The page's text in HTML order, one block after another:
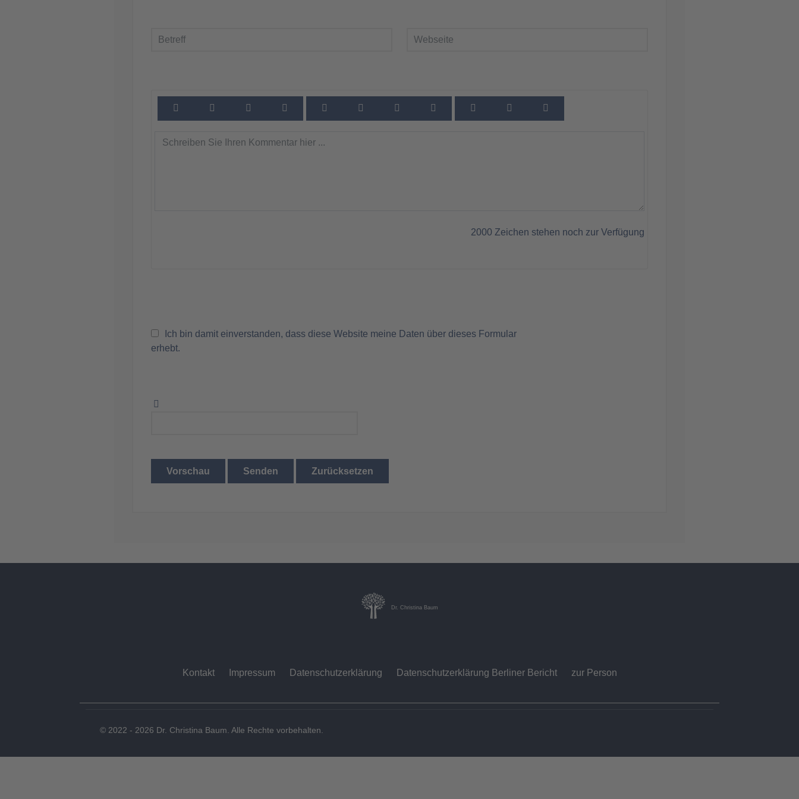
2000 Zeichen stehen noch zur Verfügung
Ich bin damit einverstanden, dass diese Website meine Daten über dieses Formular
erhebt.
Vorschau Senden Zurücksetzen
Dr. Christina Baum
Kontakt Impressum Datenschutzerklärung Datenschutzerklärung Berliner Bericht zur Person
© 2022 - 2026 Dr. Christina Baum. Alle Rechte vorbehalten.